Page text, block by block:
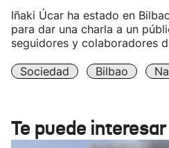
Iñaki Úcar ha estado en
para dar una charla a un
seguidores y colaboradores
Sociedad Bilbao
Te puede interesar